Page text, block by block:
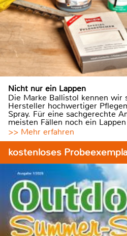
Nicht nur ein Lappen
Die Marke Ballistol kennen wir
Hersteller hochwertiger
Spray. Für eine sachgerechte
meisten Fällen noch ein
>> Mehr erfahren
kostenloses